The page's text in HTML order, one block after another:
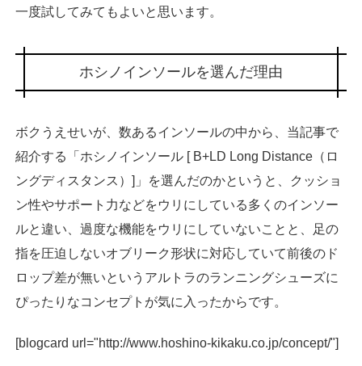
一度試してみてもよいと思います。
ホシノインソールを選んだ理由
ボクうえせいが、数あるインソールの中から、当記事で
紹介する「ホシノインソール [ B+LD Long Distance（ロ
ングディスタンス）]」を選んだのかというと、クッショ
ン性やサポート力などをウリにしている多くのインソー
ルと違い、過度な機能をウリにしていないことと、足の
指を圧迫しないオブリーク形状に対応していて前後のド
ロップ差が無いというアルトラのランニングシューズに
ぴったりなコンセプトが気に入ったからです。
[blogcard url="http://www.hoshino-kikaku.co.jp/concept/"]